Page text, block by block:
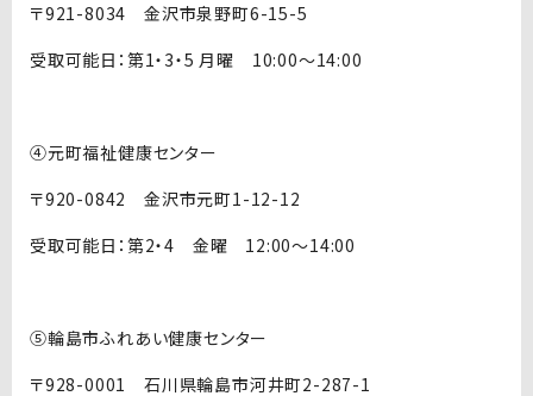
〒921-8034 金沢市泉野町6-15-5
受取可能日：第1・3・5 月曜 10:00～14:00
④元町福祉健康センター
〒920-0842 金沢市元町1-12-12
受取可能日：第2・4 金曜 12:00～14:00
⑤輪島市ふれあい健康センター
〒928-0001 石川県輪島市河井町2-287-1